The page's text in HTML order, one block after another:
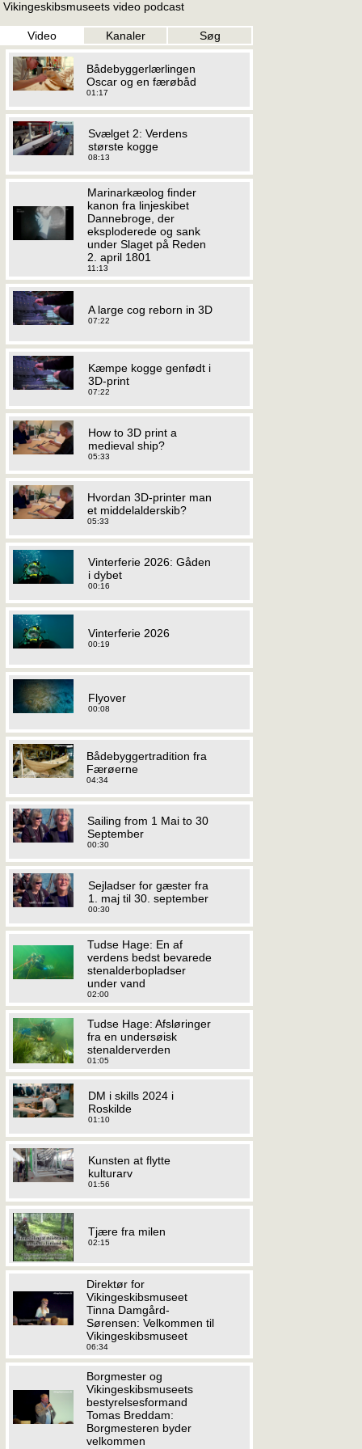
Vikingeskibsmuseets video podcast
Video Kanaler Søg
Bådebyggerlærlingen
Oscar og en færøbåd
01:17
Svælget 2: Verdens
største kogge
08:13
Marinarkæolog finder
kanon fra linjeskibet
Dannebroge, der
eksploderede og sank
under Slaget på Reden
2. april 1801
11:13
A large cog reborn in 3D
07:22
Kæmpe kogge genfødt i
3D-print
07:22
How to 3D print a
medieval ship?
05:33
Hvordan 3D-printer man
et middelalderskib?
05:33
Vinterferie 2026: Gåden
i dybet
00:16
Vinterferie 2026
00:19
Flyover
00:08
Bådebyggertradition fra
Færøerne
04:34
Sailing from 1 Mai to 30
September
00:30
Sejladser for gæster fra
1. maj til 30. september
00:30
Tudse Hage: En af
verdens bedst bevarede
stenalderbopladser
under vand
02:00
Tudse Hage: Afsløringer
fra en undersøisk
stenalderverden
01:05
DM i skills 2024 i
Roskilde
01:10
Kunsten at flytte
kulturarv
01:56
Tjære fra milen
02:15
Direktør for
Vikingeskibsmuseet
Tinna Damgård-
Sørensen: Velkommen til
Vikingeskibsmuseet
06:34
Borgmester og
Vikingeskibsmuseets
bestyrelsesformand
Tomas Breddam:
Borgmesteren byder
velkommen